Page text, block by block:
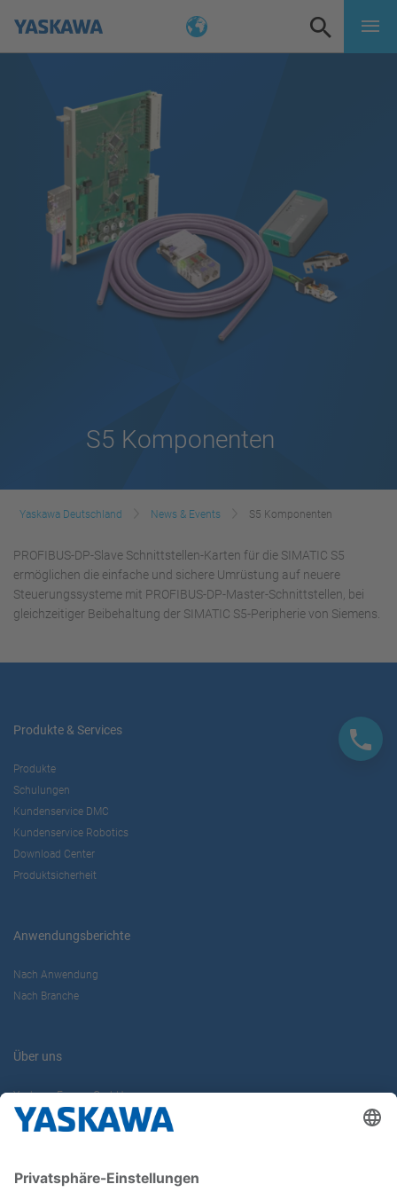
S5 Komponenten
Yaskawa Deutschland News & Events S5 Komponenten
PROFIBUS-DP-Slave Schnittstellen-Karten für die SIMATIC S5
ermöglichen die einfache und sichere Umrüstung auf neuere
Steuerungssysteme mit PROFIBUS-DP-Master-Schnittstellen, bei
gleichzeitiger Beibehaltung der SIMATIC S5-Peripherie von Siemens.
Produkte & Services
Produkte
Schulungen
Kundenservice DMC
Kundenservice Robotics
Download Center
Produktsicherheit
Anwendungsberichte
Nach Anwendung
Nach Branche
Über uns
Yaskawa Europe GmbH
Karriere
Newsletter